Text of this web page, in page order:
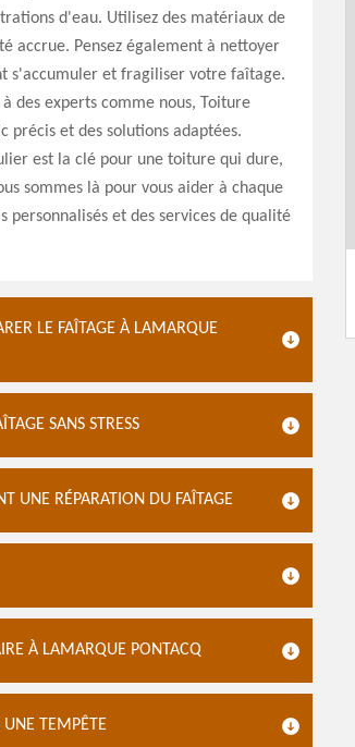
d'eau. Utilisez des matériaux de
accrue. Pensez également à nettoyer
s'accumuler et fragiliser votre faîtage.
des experts comme nous, Toiture
précis et des solutions adaptées.
est la clé pour une toiture qui dure,
sommes là pour vous aider à chaque
personnalisés et des services de qualité
LE FAÎTAGE À LAMARQUE
SANS STRESS
UNE RÉPARATION DU FAÎTAGE
À LAMARQUE PONTACQ
TEMPÊTE